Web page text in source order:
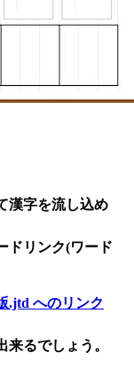
漢字を流し込め
ドリンク(ワード
.jtd へのリンク
るでしょう。